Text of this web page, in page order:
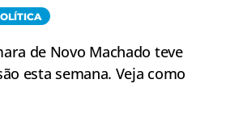
de Novo Machado teve
esta semana. Veja como